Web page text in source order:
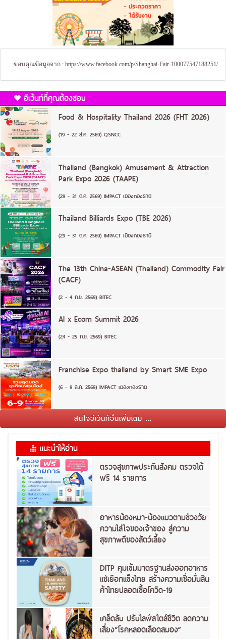
ขอบคุณข้อมูลจาก : https://www.facebook.com/p/Shanghai-Fair-100077547188251/
อีเว้นท์ที่คุณต้องชอบ
Food & Hospitality Thailand 2026 (FHT 2026)
(19 - 22 ส.ค. 2569) QSNCC
Thailand (Bangkok) Amusement & Attraction
Park Expo 2026 (TAAPE)
(29 - 31 ต.ค. 2569) IMPACT เมืองทองธานี
Thailand Billiards Expo (TBE 2026)
(29 - 31 ต.ค. 2569) IMPACT เมืองทองธานี
The 13th China-ASEAN (Thailand) Commodity Fair
(CACF)
(2 - 4 ก.ย. 2569) BITEC
AI x Ecom Summit 2026
(24 - 25 ก.ย. 2569) BITEC
Franchise Expo thailand by Smart SME Expo
(6 - 9 ส.ค. 2569) IMPACT เมืองทองธานี
สนใจอีเว้นท์อื่นเพิ่มเติม ...
แนะนำให้อ่าน
ตรวจสุขภาพประกันสังคม ตรวจได้
ฟรี 14 รายการ
อาหารน้องหมา-น้องแมวตามช่วงวัย
ความใส่ใจของเจ้าของ สู่ความ
สุขภาพดีของสัตว์เลี้ยง
DITP คุมเข้มมาตรฐานส่งออกอาหาร
แช่เยือกแข็งไทย สร้างความเชื่อมั่นสิน
ค้าไทยปลอดเชื้อโควิด-19
เคล็ดลับ ปรับไลฟ์สไตล์ชีวิต ลดความ
เสี่ยง“โรคหลอดเลือดสมอง”